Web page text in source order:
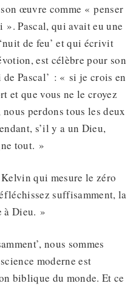
œuvre comme « penser
». Pascal, qui avait eu une
de feu’ et qui écrivit
est célèbre pour son
Pascal’ : « si je crois en
et que vous ne le croyez
nous perdons tous les deux
s’il y a un Dieu,
tout. »
qui mesure le zéro
suffisamment, la
à Dieu. »
nous sommes
moderne est
biblique du monde. Et ce